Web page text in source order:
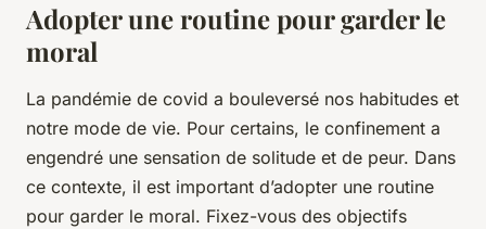
Adopter une routine pour garder le
moral
La pandémie de covid a bouleversé nos habitudes et
notre mode de vie. Pour certains, le confinement a
engendré une sensation de solitude et de peur. Dans
ce contexte, il est important d’adopter une routine
pour garder le moral. Fixez-vous des objectifs